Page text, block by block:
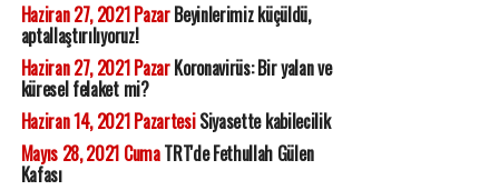
Haziran 27, 2021 PazarBeyinlerimiz küçüldü,
aptallaştırılıyoruz!
Haziran 27, 2021 PazarKoronavirüs: Bir yalan ve
küresel felaket mi?
Haziran 14, 2021 PazartesiSiyasette kabilecilik
Mayıs 28, 2021 CumaTRT'de Fethullah Gülen
Kafası